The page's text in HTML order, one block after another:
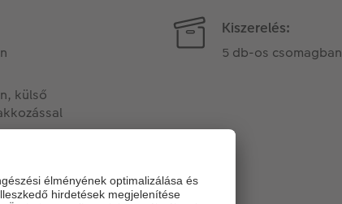
külső
Kiszerelés:
5 db-os csomagban